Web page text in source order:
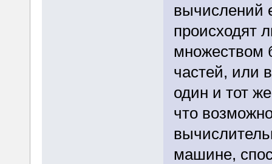
вычислений
происходят
множеством
частей, или
один и тот
что
машине,